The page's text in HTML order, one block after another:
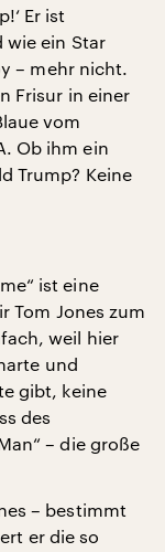
Er ist
ein Star
– mehr nicht.
Frisur in einer
vom
Ob ihm ein
Trump? Keine
ist eine
Tom Jones zum
weil hier
und
gibt, keine
des
– die große
– bestimmt
er die so